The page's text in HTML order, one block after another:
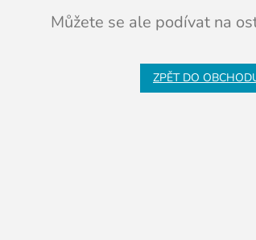
Můžete se ale podívat na
ZPĚT DO